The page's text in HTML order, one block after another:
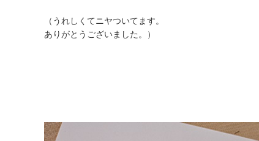
（うれしくてニヤついてます。
ありがとうございました。）